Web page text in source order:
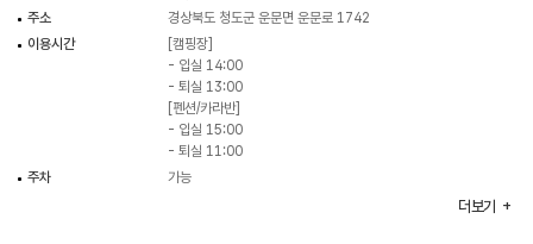
주소
경상북도 청도군 운문면 운문로 1742
이용시간
[캠핑장]
- 입실 14:00
- 퇴실 13:00
[펜션/카라반]
- 입실 15:00
- 퇴실 11:00
주차
가능
더보기